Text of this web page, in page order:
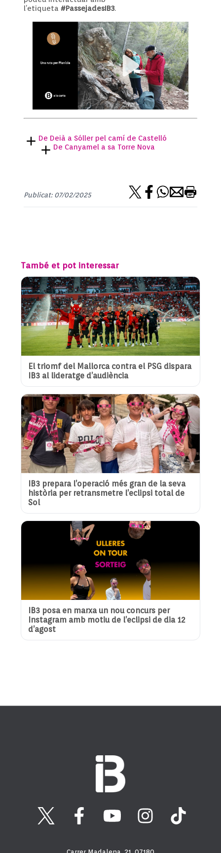
l’etiqueta #PassejadesIB3.
De Deià a Sóller pel camí de Castelló
De Canyamel a sa Torre Nova
Publicat: 07/02/2025
També et pot interessar
El triomf del Mallorca contra el PSG dispara
IB3 al lideratge d’audiència
IB3 prepara l’operació més gran de la seva
història per retransmetre l’eclipsi total de
Sol
IB3 posa en marxa un nou concurs per
Instagram amb motiu de l’eclipsi de dia 12
d’agost